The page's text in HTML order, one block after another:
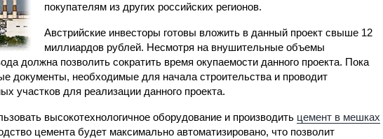
покупателям из других российских регионов.
Австрийские инвесторы готовы вложить в данный проект свыше 12
миллиардов рублей. Несмотря на внушительные объемы
должна позволить сократить время окупаемости данного проекта. Пока
документы, необходимые для начала строительства и проводит
участков для реализации данного проекта.
высокотехнологичное оборудование и производить цемент в мешках
цемента будет максимально автоматизировано, что позволит